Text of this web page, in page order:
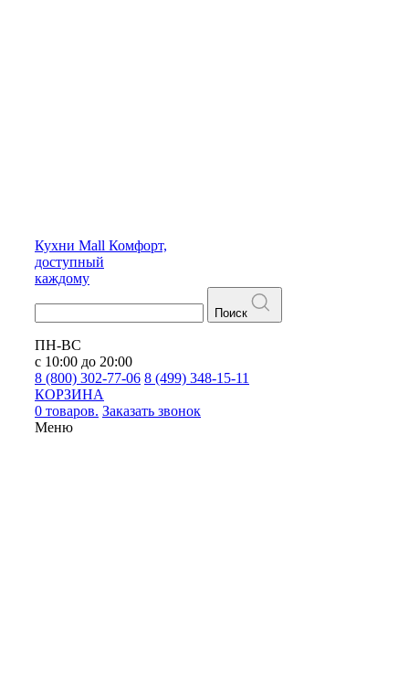
Кухни Mall Комфорт,
доступный
каждому
Поиск
ПН-ВС
с 10:00 до 20:00
8 (800) 302-77-06 8 (499) 348-15-11
КОРЗИНА
0 товаров. Заказать звонок
Меню